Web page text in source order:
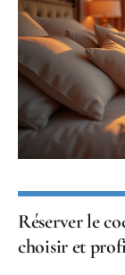
Réserver le
choisir et